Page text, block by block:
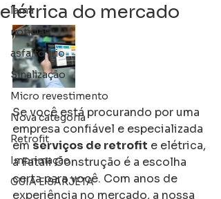
lama
noticias
asfalto frio
Sinalização
Micro revestimento
Nova categoria
Retrofit
Imprimação
GUIA E SARJETA
elétrica do mercado
Se você está procurando por uma
empresa confiável e especializada
em serviços de retrofit e elétrica,
a Fatali Construção é a escolha
certa para você. Com anos de
experiência no mercado, a nossa